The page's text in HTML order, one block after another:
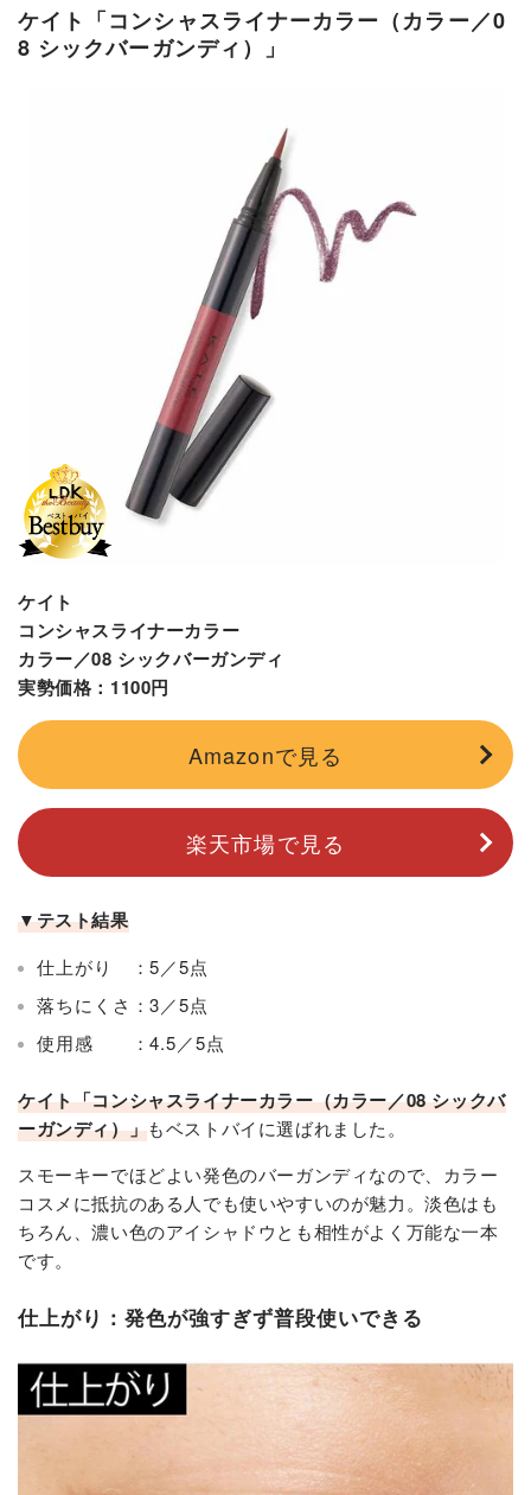
ケイト「コンシャスライナーカラー（カラー／0
8 シックバーガンディ）」
ケイト
コンシャスライナーカラー
カラー／08 シックバーガンディ
実勢価格：1100円
Amazonで見る
楽天市場で見る
▼テスト結果
仕上がり ：5／5点
落ちにくさ：3／5点
使用感 ：4.5／5点
ケイト「コンシャスライナーカラー（カラー／08 シックバ
ーガンディ）」もベストバイに選ばれました。
スモーキーでほどよい発色のバーガンディなので、カラー
コスメに抵抗のある人でも使いやすいのが魅力。淡色はも
ちろん、濃い色のアイシャドウとも相性がよく万能な一本
です。
仕上がり：発色が強すぎず普段使いできる